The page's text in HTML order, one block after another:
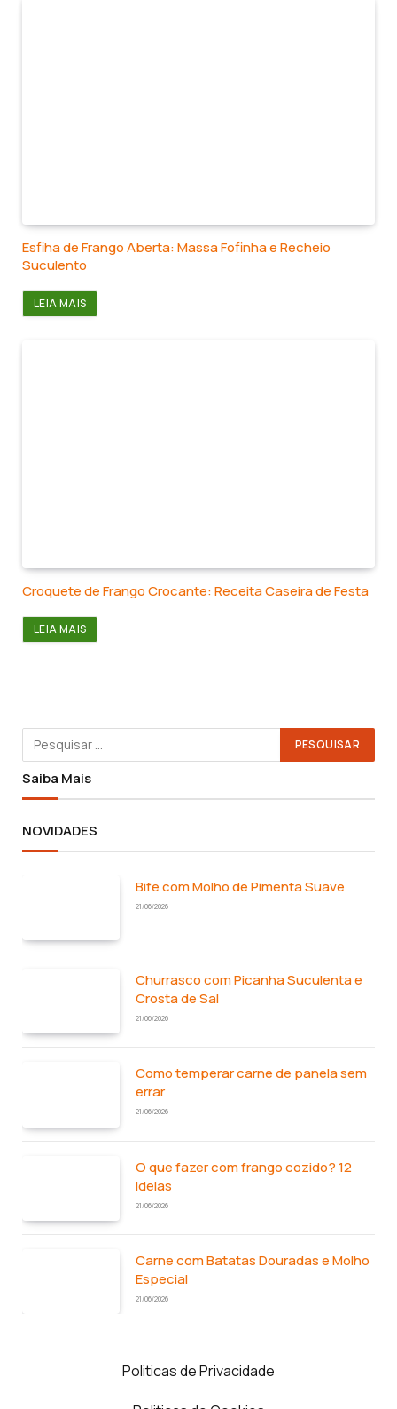
Esfiha de Frango Aberta: Massa Fofinha e Recheio
Suculento
LEIA MAIS
Croquete de Frango Crocante: Receita Caseira de Festa
LEIA MAIS
Saiba Mais
NOVIDADES
Bife com Molho de Pimenta Suave
21/06/2026
Churrasco com Picanha Suculenta e
Crosta de Sal
21/06/2026
Como temperar carne de panela sem
errar
21/06/2026
O que fazer com frango cozido? 12
ideias
21/06/2026
Carne com Batatas Douradas e Molho
Especial
21/06/2026
Politicas de Privacidade